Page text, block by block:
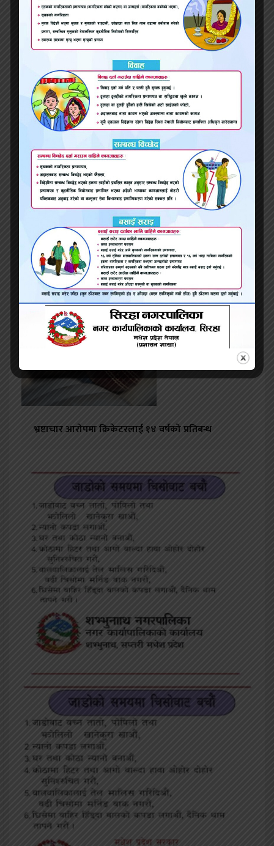
पहिलो खेलमा दमक विजयी
एसिसी यु–१६ इस्ट जोन कपको उपाधि नेपालले दुई
विकेटले जित्यो
झापामा २७ खेलका लागि ४४९ खेलाडी छनोट
भ्रष्टाचार आरोपमा क्रिकेटरलाई १४ वर्षको प्रतिबन्ध